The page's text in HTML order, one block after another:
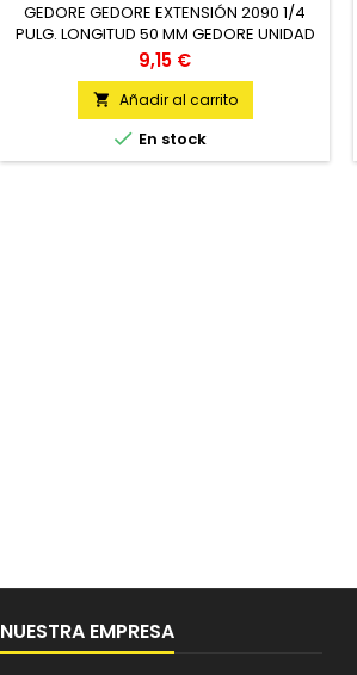
GEDORE GEDORE EXTENSIÓN 2090 1/4
PULG. LONGITUD 50 MM GEDORE UNIDAD
Precio
9,15 €
 Añadir al carrito
 En stock
NUESTRA EMPRESA